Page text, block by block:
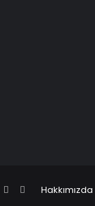
Hakkımızda
YouTubeInstagram